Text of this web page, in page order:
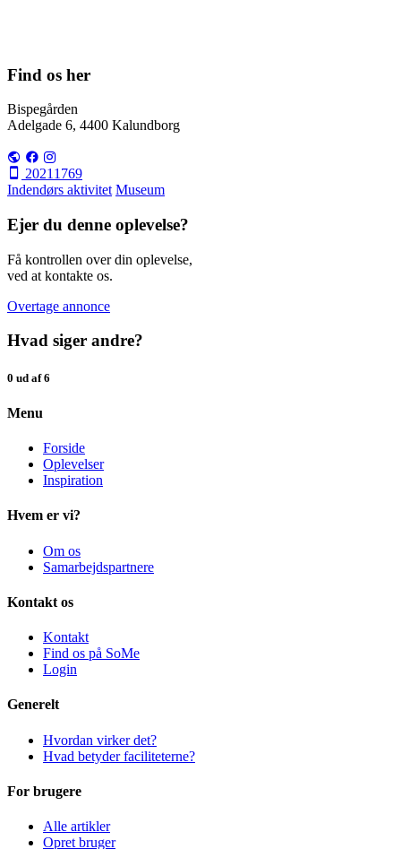
Find os her
Bispegården
Adelgade 6, 4400 Kalundborg
20211769
Indendørs aktivitet Museum
Ejer du denne oplevelse?
Få kontrollen over din oplevelse,
ved at kontakte os.
Overtage annonce
Hvad siger andre?
0 ud af 6
Menu
Forside
Oplevelser
Inspiration
Hvem er vi?
Om os
Samarbejdspartnere
Kontakt os
Kontakt
Find os på SoMe
Login
Generelt
Hvordan virker det?
Hvad betyder faciliteterne?
For brugere
Alle artikler
Opret bruger